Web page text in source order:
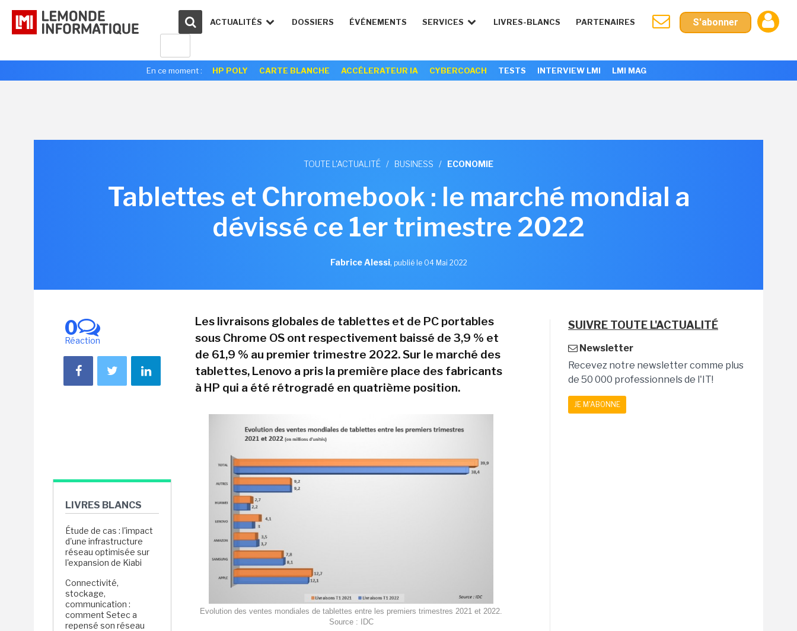
ACTUALITÉS DOSSIERS ÉVÉNEMENTS SERVICES LIVRES-BLANCS PARTENAIRES S'abonner
En ce moment : HP POLY CARTE BLANCHE ACCÉLERATEUR IA CYBERCOACH TESTS INTERVIEW LMI LMI MAG
TOUTE L'ACTUALITÉ / BUSINESS / ECONOMIE
Tablettes et Chromebook : le marché mondial a
dévissé ce 1er trimestre 2022
Fabrice Alessi, publié le 04 Mai 2022
0
Réaction
LIVRES BLANCS
Étude de cas : l'impact
d'une infrastructure
réseau optimisée sur
l'expansion de Kiabi
Connectivité,
stockage,
communication :
comment Setec a
repensé son réseau
Les livraisons globales de tablettes et de PC portables
sous Chrome OS ont respectivement baissé de 3,9 % et
de 61,9 % au premier trimestre 2022. Sur le marché des
tablettes, Lenovo a pris la première place des fabricants
à HP qui a été rétrogradé en quatrième position.
Evolution des ventes mondiales de tablettes entre les premiers trimestres 2021 et 2022.
Source : IDC
SUIVRE TOUTE L'ACTUALITÉ
Newsletter
Recevez notre newsletter comme plus
de 50 000 professionnels de l'IT!
JE M'ABONNE